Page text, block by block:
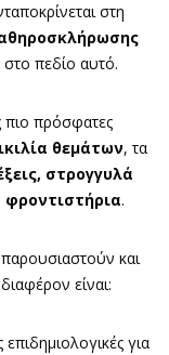
στη
πεδίο αυτό.
πιο πρόσφατες
θεμάτων, τα
στρογγυλά
φροντιστήρια.
και
είναι:
για